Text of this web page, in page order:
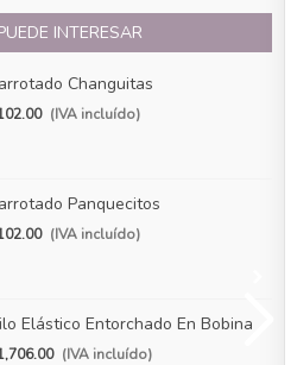
INTERESAR
Changuitas
(IVA incluído)
Panquecitos
(IVA incluído)
Elástico Entorchado En Bobina
(IVA incluído)